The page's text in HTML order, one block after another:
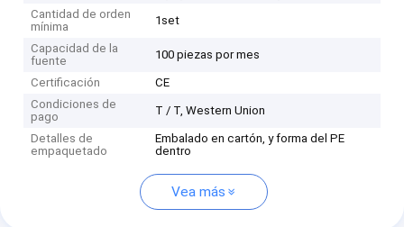
Cantidad de orden
mínima
1set
Capacidad de la
fuente
100 piezas por mes
Certificación
CE
Condiciones de
pago
T / T, Western Union
Detalles de
empaquetado
Embalado en cartón, y forma del PE
dentro
Vea más